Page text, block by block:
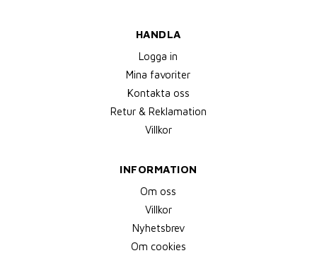
HANDLA
Logga in
Mina favoriter
Kontakta oss
Retur & Reklamation
Villkor
INFORMATION
Om oss
Villkor
Nyhetsbrev
Om cookies